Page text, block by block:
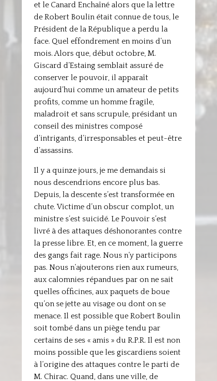
et le Canard Enchaîné alors que la lettre
de Robert Boulin était connue de tous, le
Président de la République a perdu la
face. Quel effondrement en moins d’un
mois. Alors que, début octobre, M.
Giscard d’Estaing semblait assuré de
conserver le pouvoir, il apparaît
aujourd’hui comme un amateur de petits
profits, comme un homme fragile,
maladroit et sans scrupule, présidant un
conseil des ministres composé
d’intrigants, d’irresponsables et peut-être
d’assassins.
Il y a quinze jours, je me demandais si
nous descendrions encore plus bas.
Depuis, la descente s’est transformée en
chute. Victime d’un obscur complot, un
ministre s’est suicidé. Le Pouvoir s’est
livré à des attaques déshonorantes contre
la presse libre. Et, en ce moment, la guerre
des gangs fait rage. Nous n’y participons
pas. Nous n’ajouterons rien aux rumeurs,
aux calomnies répandues par on ne sait
quelles officines, aux paquets de boue
qu’on se jette au visage ou dont on se
menace. Il est possible que Robert Boulin
soit tombé dans un piège tendu par
certains de ses « amis » du R.P.R. Il est non
moins possible que les giscardiens soient
à l’origine des attaques contre le parti de
M. Chirac. Quand, dans une ville, de